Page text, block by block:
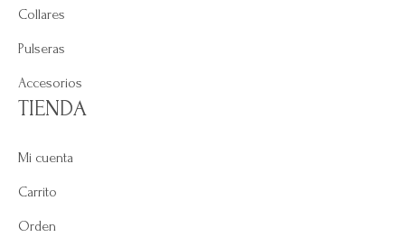
Collares
Pulseras
Accesorios
TIENDA
Mi cuenta
Carrito
Orden